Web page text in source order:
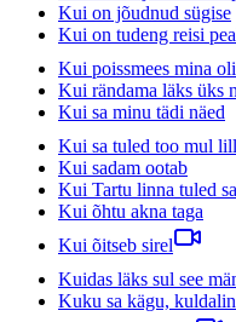
Kui on jõudnud sügise
Kui on tudeng reisi
Kui poissmees mina
Kui rändama läks üks
Kui sa minu tädi näed
Kui sa tuled too mul
Kui sadam ootab
Kui Tartu linna tuled sa
Kui õhtu akna taga
Kui õitseb sirel
Kuidas läks sul see
Kuku sa kägu,